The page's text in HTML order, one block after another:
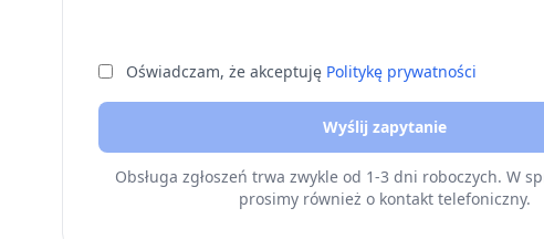
Oświadczam, że akceptuję Politykę prywatności
Wyślij zapytanie
Obsługa zgłoszeń trwa zwykle od 1-3 dni roboczych. W
prosimy również o kontakt telefoniczny.